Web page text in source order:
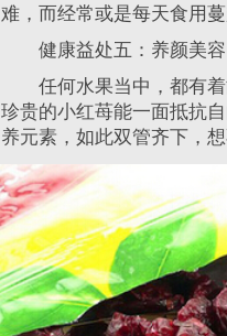
难，而经常或是每天食用
健康益处五：养颜美容
任何水果当中，都有着
珍贵的小红苺能一面抵抗
养元素，如此双管齐下，